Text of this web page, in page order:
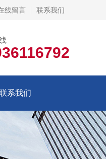
线留言 联系我们
系我们